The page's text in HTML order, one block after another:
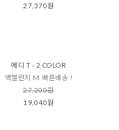
27,370원
에디 T - 2 COLOR
백멜란지 M 빠른배송 !
27,200원
19,040원